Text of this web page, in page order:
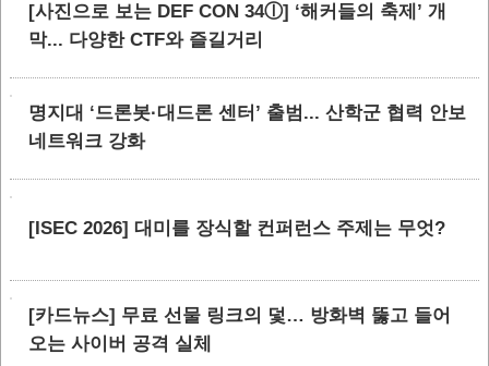
[사진으로 보는 DEF CON 34ⓛ] ‘해커들의 축제’ 개
막... 다양한 CTF와 즐길거리
명지대 ‘드론봇·대드론 센터’ 출범... 산학군 협력 안보
네트워크 강화
[ISEC 2026] 대미를 장식할 컨퍼런스 주제는 무엇?
[카드뉴스] 무료 선물 링크의 덫… 방화벽 뚫고 들어
오는 사이버 공격 실체